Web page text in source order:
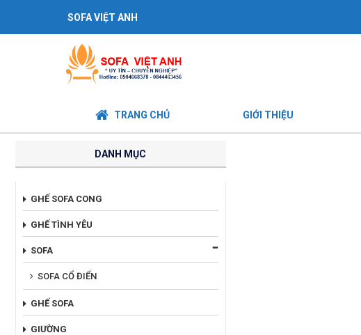
SOFA VIỆT ANH
TRANG CHỦ GIỚI THIỆU
DANH MỤC
GHẾ SOFA CONG
GHẾ TÌNH YÊU
SOFA
SOFA CỔ ĐIỂN
GHẾ SOFA
GIƯỜNG